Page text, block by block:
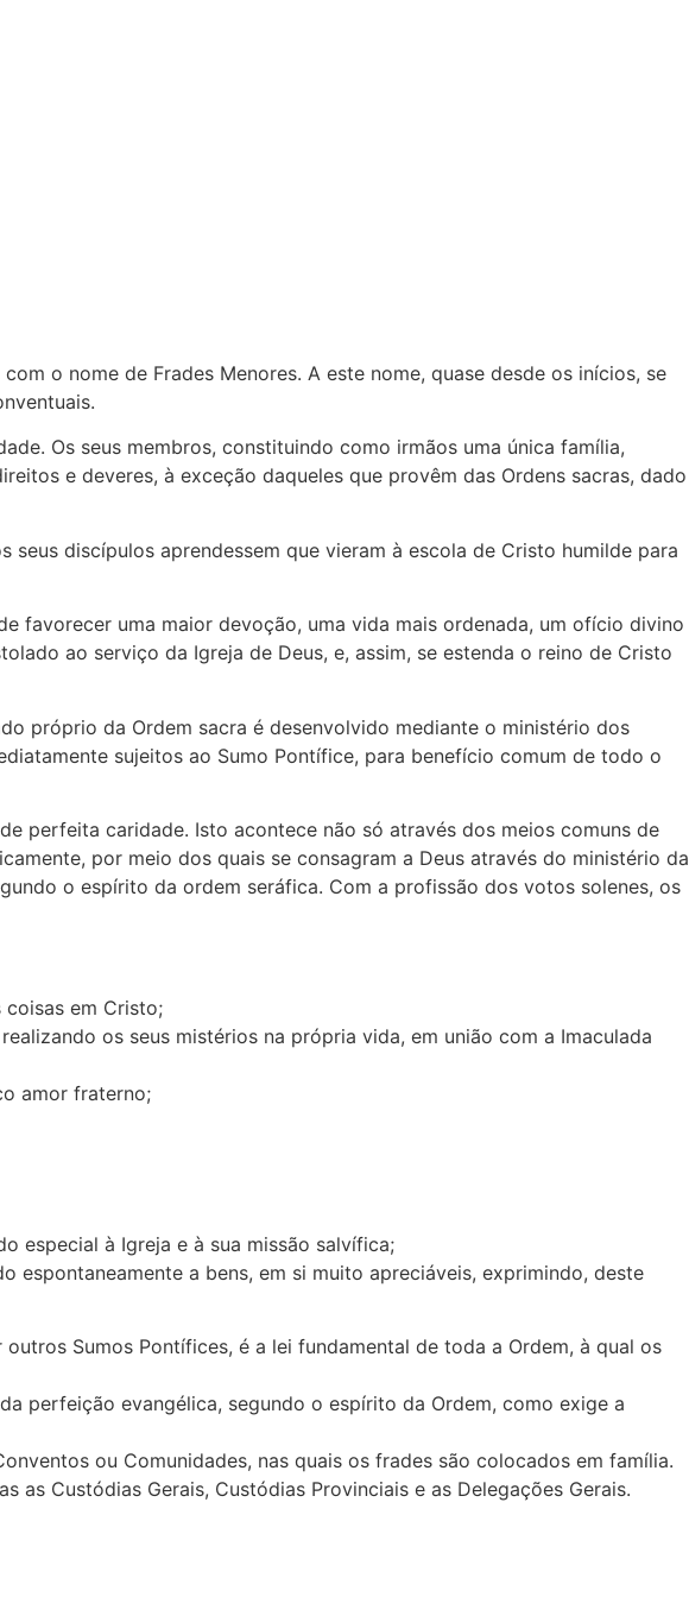
o nome de Frades Menores. A este nome, quase desde os inícios, se
Os seus membros, constituindo como irmãos uma única família,
e deveres, à exceção daqueles que provêm das Ordens sacras, dado
discípulos aprendessem que vieram à escola de Cristo humilde para
favorecer uma maior devoção, uma vida mais ordenada, um ofício divino
ao serviço da Igreja de Deus, e, assim, se estenda o reino de Cristo
próprio da Ordem sacra é desenvolvido mediante o ministério dos
sujeitos ao Sumo Pontífice, para benefício comum de todo o
perfeita caridade. Isto acontece não só através dos meios comuns de
por meio dos quais se consagram a Deus através do ministério da
o espírito da ordem seráfica. Com a profissão dos votos solenes, os
em Cristo;
os seus mistérios na própria vida, em união com a Imaculada
amor fraterno;
especial à Igreja e à sua missão salvífica;
a bens, em si muito apreciáveis, exprimindo, deste
Sumos Pontífices, é a lei fundamental de toda a Ordem, à qual os
perfeição evangélica, segundo o espírito da Ordem, como exige a
ou Comunidades, nas quais os frades são colocados em família.
Custódias Gerais, Custódias Provinciais e as Delegações Gerais.